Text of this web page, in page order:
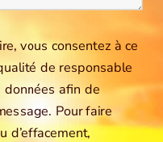
vous consentez à ce
de responsable
afin de
Pour faire
d’effacement,